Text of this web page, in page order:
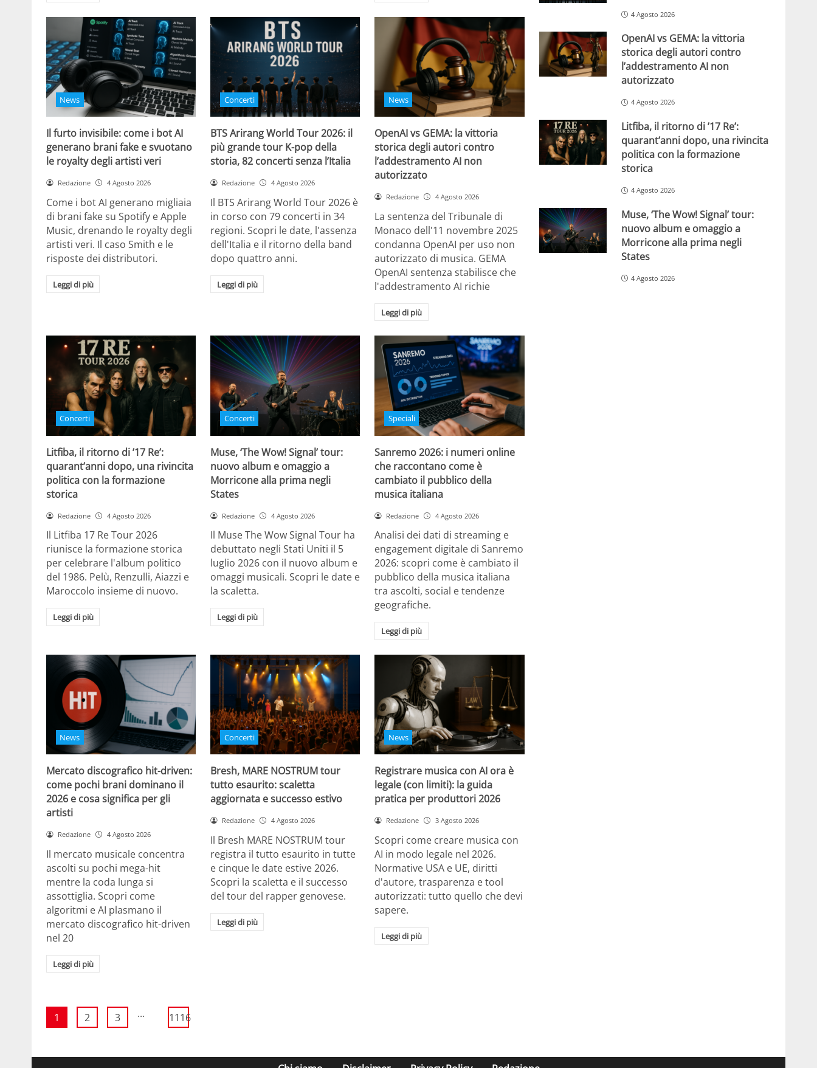
News
Il furto invisibile: come i bot AI
generano brani fake e svuotano
le royalty degli artisti veri
Redazione 4 Agosto 2026
Come i bot AI generano migliaia
di brani fake su Spotify e Apple
Music, drenando le royalty degli
artisti veri. Il caso Smith e le
risposte dei distributori.
Leggi di più
Concerti
BTS Arirang World Tour 2026: il
più grande tour K-pop della
storia, 82 concerti senza l’Italia
Redazione 4 Agosto 2026
Il BTS Arirang World Tour 2026 è
in corso con 79 concerti in 34
regioni. Scopri le date, l'assenza
dell'Italia e il ritorno della band
dopo quattro anni.
Leggi di più
News
OpenAI vs GEMA: la vittoria
storica degli autori contro
l’addestramento AI non
autorizzato
Redazione 4 Agosto 2026
La sentenza del Tribunale di
Monaco dell'11 novembre 2025
condanna OpenAI per uso non
autorizzato di musica. GEMA
OpenAI sentenza stabilisce che
l'addestramento AI richie
Leggi di più
Concerti
Litfiba, il ritorno di ’17 Re’:
quarant’anni dopo, una rivincita
politica con la formazione
storica
Redazione 4 Agosto 2026
Il Litfiba 17 Re Tour 2026
riunisce la formazione storica
per celebrare l'album politico
del 1986. Pelù, Renzulli, Aiazzi e
Maroccolo insieme di nuovo.
Leggi di più
Concerti
Muse, ‘The Wow! Signal’ tour:
nuovo album e omaggio a
Morricone alla prima negli
States
Redazione 4 Agosto 2026
Il Muse The Wow Signal Tour ha
debuttato negli Stati Uniti il 5
luglio 2026 con il nuovo album e
omaggi musicali. Scopri le date e
la scaletta.
Leggi di più
Speciali
Sanremo 2026: i numeri online
che raccontano come è
cambiato il pubblico della
musica italiana
Redazione 4 Agosto 2026
Analisi dei dati di streaming e
engagement digitale di Sanremo
2026: scopri come è cambiato il
pubblico della musica italiana
tra ascolti, social e tendenze
geografiche.
Leggi di più
News
Mercato discografico hit-driven:
come pochi brani dominano il
2026 e cosa significa per gli
artisti
Redazione 4 Agosto 2026
Il mercato musicale concentra
ascolti su pochi mega-hit
mentre la coda lunga si
assottiglia. Scopri come
algoritmi e AI plasmano il
mercato discografico hit-driven
nel 20
Leggi di più
Concerti
Bresh, MARE NOSTRUM tour
tutto esaurito: scaletta
aggiornata e successo estivo
Redazione 4 Agosto 2026
Il Bresh MARE NOSTRUM tour
registra il tutto esaurito in tutte
e cinque le date estive 2026.
Scopri la scaletta e il successo
del tour del rapper genovese.
Leggi di più
News
Registrare musica con AI ora è
legale (con limiti): la guida
pratica per produttori 2026
Redazione 3 Agosto 2026
Scopri come creare musica con
AI in modo legale nel 2026.
Normative USA e UE, diritti
d'autore, trasparenza e tool
autorizzati: tutto quello che devi
sapere.
Leggi di più
1 2 3 ... 1116
4 Agosto 2026
OpenAI vs GEMA: la vittoria
storica degli autori contro
l’addestramento AI non
autorizzato
4 Agosto 2026
Litfiba, il ritorno di ’17 Re’:
quarant’anni dopo, una rivincita
politica con la formazione
storica
4 Agosto 2026
Muse, ‘The Wow! Signal’ tour:
nuovo album e omaggio a
Morricone alla prima negli
States
4 Agosto 2026